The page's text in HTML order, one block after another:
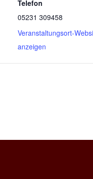
Telefon
05231 309458
Veranstaltungsort-
anzeigen